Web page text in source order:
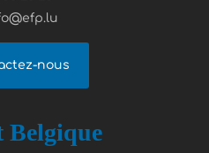
nous
Belgique